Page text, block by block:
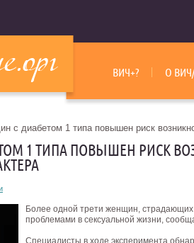
ВИЧ+? О
с диабетом 1 типа повышен риск
1 ТИПА ПОВЫШЕН РИСК
Более одной трети женщин,
проблемами в сексуальной жизни,
Специалисты в ходе эксперимента